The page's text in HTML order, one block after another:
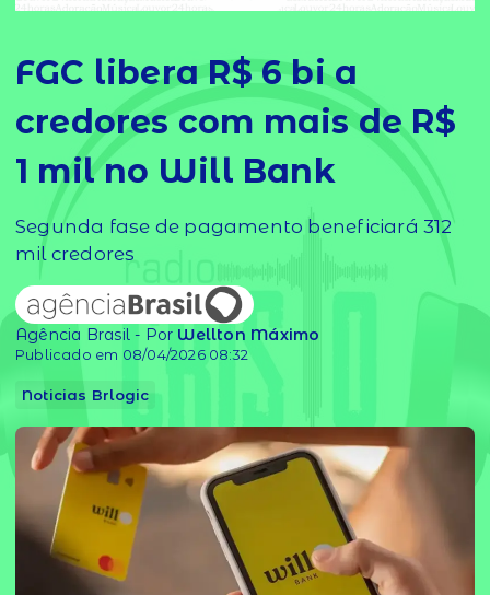
FGC libera R$ 6 bi a
credores com mais de R$
1 mil no Will Bank
Segunda fase de pagamento beneficiará 312
mil credores
Agência Brasil - Por Wellton Máximo
Publicado em 08/04/2026 08:32
Noticias Brlogic